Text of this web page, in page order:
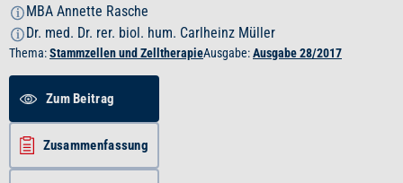
i MBA Annette Rasche
i Dr. med. Dr. rer. biol. hum. Carlheinz Müller
Thema:Stammzellen und ZelltherapieAusgabe:Ausgabe 28/2017
Zum Beitrag
Zusammenfassung